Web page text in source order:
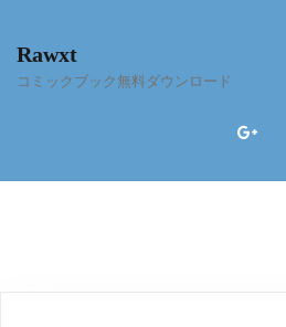
content
Rawxt
コミックブック無料ダウンロード